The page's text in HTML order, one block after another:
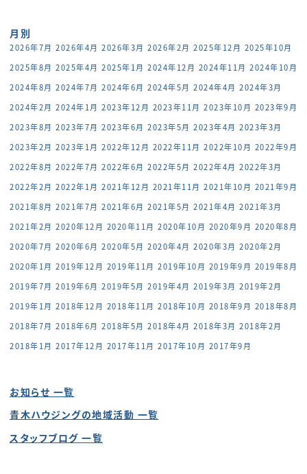
月別
2026年7月 2026年4月 2026年3月 2026年2月 2025年12月 2025年10月
2025年8月 2025年4月 2025年1月 2024年12月 2024年11月 2024年10月
2024年8月 2024年7月 2024年6月 2024年5月 2024年4月 2024年3月
2024年2月 2024年1月 2023年12月 2023年11月 2023年10月 2023年9月
2023年8月 2023年7月 2023年6月 2023年5月 2023年4月 2023年3月
2023年2月 2023年1月 2022年12月 2022年11月 2022年10月 2022年9月
2022年8月 2022年7月 2022年6月 2022年5月 2022年4月 2022年3月
2022年2月 2022年1月 2021年12月 2021年11月 2021年10月 2021年9月
2021年8月 2021年7月 2021年6月 2021年5月 2021年4月 2021年3月
2021年2月 2020年12月 2020年11月 2020年10月 2020年9月 2020年8月
2020年7月 2020年6月 2020年5月 2020年4月 2020年3月 2020年2月
2020年1月 2019年12月 2019年11月 2019年10月 2019年9月 2019年8月
2019年7月 2019年6月 2019年5月 2019年4月 2019年3月 2019年2月
2019年1月 2018年12月 2018年11月 2018年10月 2018年9月 2018年8月
2018年7月 2018年6月 2018年5月 2018年4月 2018年3月 2018年2月
2018年1月 2017年12月 2017年11月 2017年10月 2017年9月
お知らせ 一覧
青木ハウジングの地域活動 一覧
スタッフブログ 一覧